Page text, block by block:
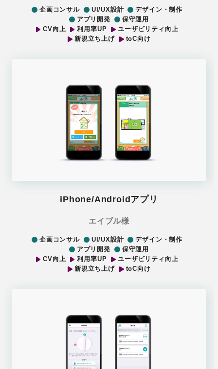
企画コンサル UI/UX設計
デザイン・制作
アプリ開発
保守運用
CV向上
利用率UP
ユーザビリティ向上
新規立ち上げ
toC向け
iPhone/Androidアプリ
エイブル様
企画コンサル UI/UX設計
デザイン・制作
アプリ開発
保守運用
CV向上
利用率UP
ユーザビリティ向上
新規立ち上げ
toC向け